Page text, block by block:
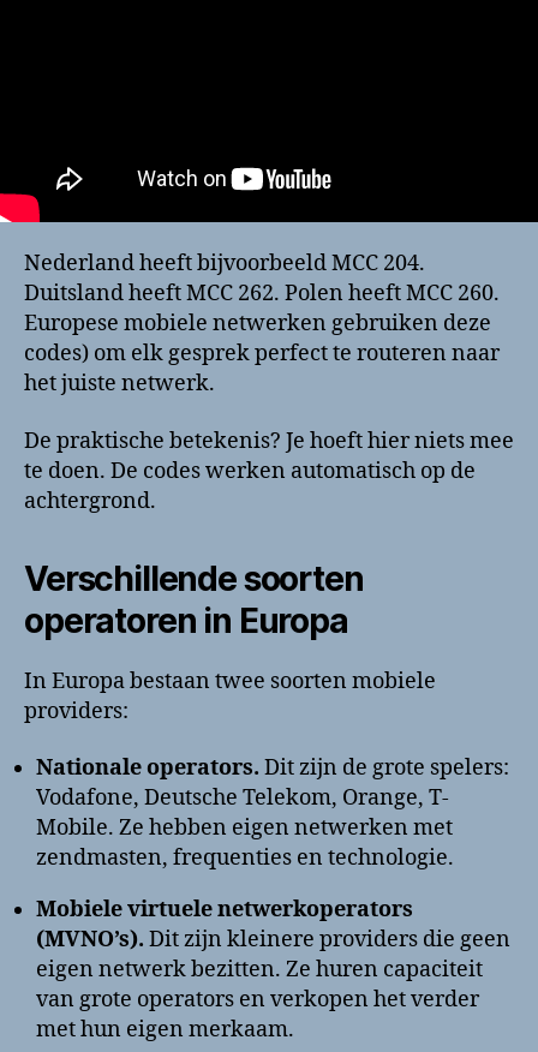
Nederland heeft bijvoorbeeld MCC 204.
Duitsland heeft MCC 262. Polen heeft MCC 260.
Europese mobiele netwerken gebruiken deze
codes) om elk gesprek perfect te routeren naar
het juiste netwerk.
De praktische betekenis? Je hoeft hier niets mee
te doen. De codes werken automatisch op de
achtergrond.
Verschillende soorten
operatoren in Europa
In Europa bestaan twee soorten mobiele
providers:
Nationale operators. Dit zijn de grote spelers:
Vodafone, Deutsche Telekom, Orange, T-
Mobile. Ze hebben eigen netwerken met
zendmasten, frequenties en technologie.
Mobiele virtuele netwerkoperators
(MVNO’s). Dit zijn kleinere providers die geen
eigen netwerk bezitten. Ze huren capaciteit
van grote operators en verkopen het verder
met hun eigen merkaam.